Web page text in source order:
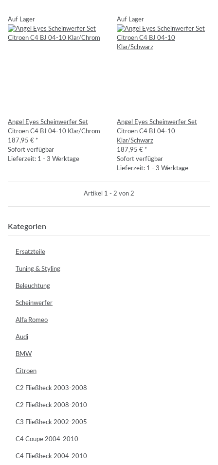
Auf Lager
Angel Eyes Scheinwerfer Set
Citroen C4 BJ 04-10 Klar/Chrom
187,95 € *
Sofort verfügbar
Lieferzeit: 1 - 3 Werktage
Auf Lager
Angel Eyes Scheinwerfer Set
Citroen C4 BJ 04-10
Klar/Schwarz
187,95 € *
Sofort verfügbar
Lieferzeit: 1 - 3 Werktage
Artikel 1 - 2 von 2
Kategorien
Ersatzteile
Tuning & Styling
Beleuchtung
Scheinwerfer
Alfa Romeo
Audi
BMW
Citroen
C2 Fließheck 2003-2008
C2 Fließheck 2008-2010
C3 Fließheck 2002-2005
C4 Coupe 2004-2010
C4 Fließheck 2004-2010